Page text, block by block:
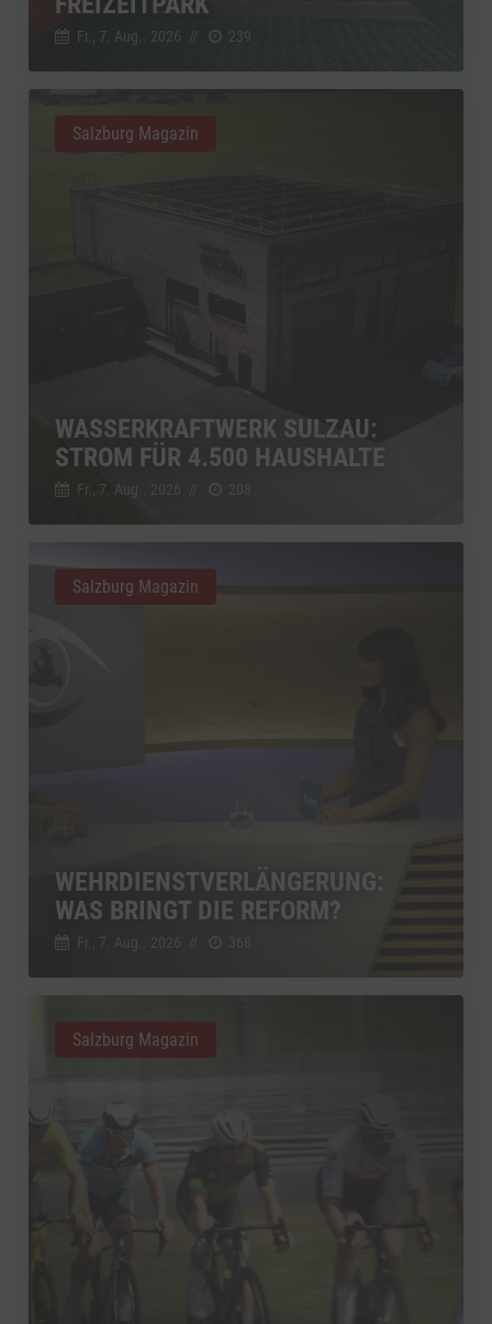
Fr., 7. Aug.. 2026 // 239
WASSERKRAFTWERK SULZAU:
STROM FÜR 4.500 HAUSHALTE
Fr., 7. Aug.. 2026
Salzburg Magazin
WEHRDIENSTVERLÄNGERUNG:
WAS BRINGT DIE REFORM?
Fr., 7. Aug.. 2026
Salzburg Magazin
Salzburg Magazin